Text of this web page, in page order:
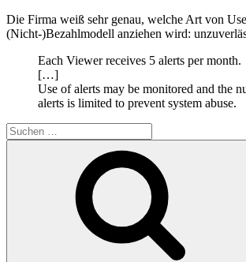
Die Firma weiß sehr genau, welche Art von
(Nicht-)Bezahlmodell anziehen wird:
Each Viewer receives 5 alerts per month.
[…]
Use of alerts may be monitored and the
alerts is limited to prevent system abuse.
Suche
nach: